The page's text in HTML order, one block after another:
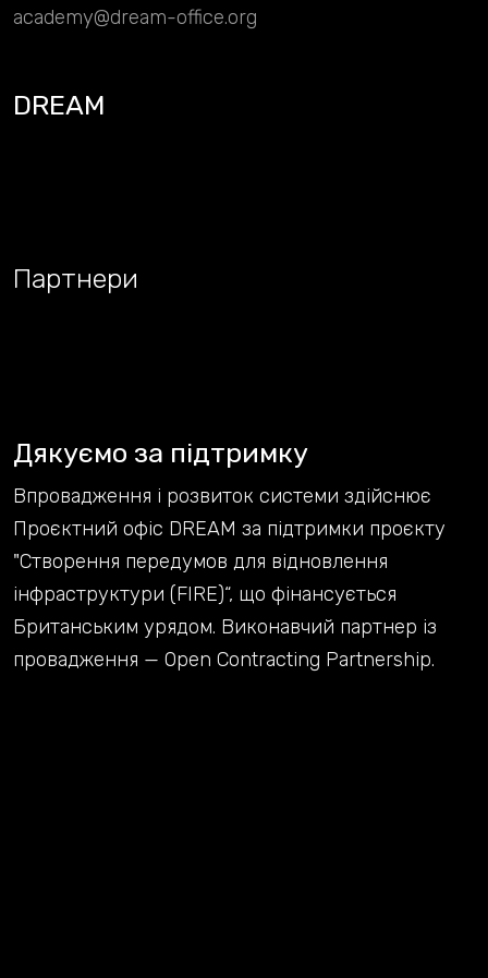
academy@dream-office.org
Дякуємо за підтримку
Партнери
DREAM
Впровадження і розвиток системи здійснює
Проєктний офіс DREAM за підтримки проєкту
"Створення передумов для відновлення
інфраструктури (FIRE)“, що фінансується
Британським урядом. Виконавчий партнер із
провадження — Open Contracting Partnership.